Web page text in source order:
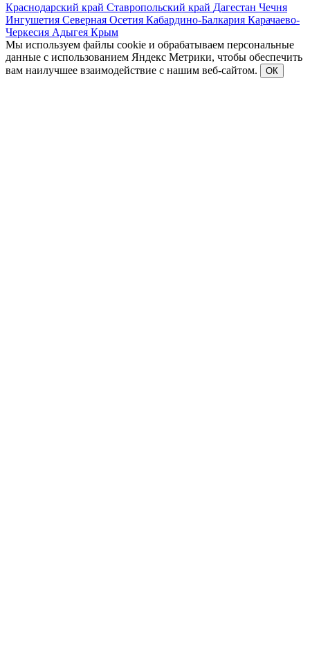
Краснодарский край Ставропольский край Дагестан Чечня
Ингушетия Северная Осетия Кабардино-Балкария Карачаево-
Черкесия Адыгея Крым
Мы используем файлы cookie и обрабатываем персональные
данные с использованием Яндекс Метрики, чтобы обеспечить
вам наилучшее взаимодействие с нашим веб-сайтом.
ОК